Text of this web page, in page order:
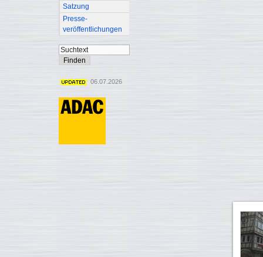
Satzung
Presse-
veröffentlichungen
06.07.2026